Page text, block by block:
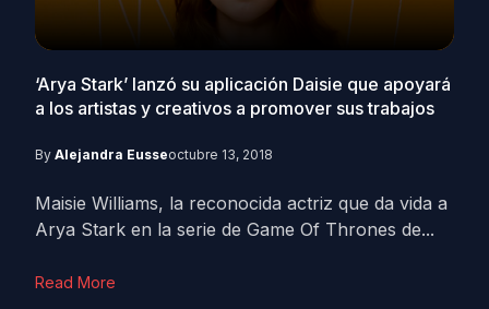
‘Arya Stark’ lanzó su aplicación Daisie que apoyará
a los artistas y creativos a promover sus trabajos
By Alejandra Eusseoctubre 13, 2018
Maisie Williams, la reconocida actriz que da vida a
Arya Stark en la serie de Game Of Thrones de...
Read More